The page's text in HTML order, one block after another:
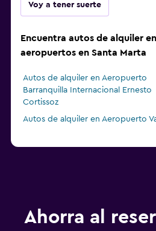
Voy a tener suerte
Encuentra autos de alquiler
aeropuertos en Santa Marta
Autos de alquiler en Aeropuerto
Barranquilla Internacional Ernesto
Cortissoz
Autos de alquiler en Aeropuerto
Ahorra al